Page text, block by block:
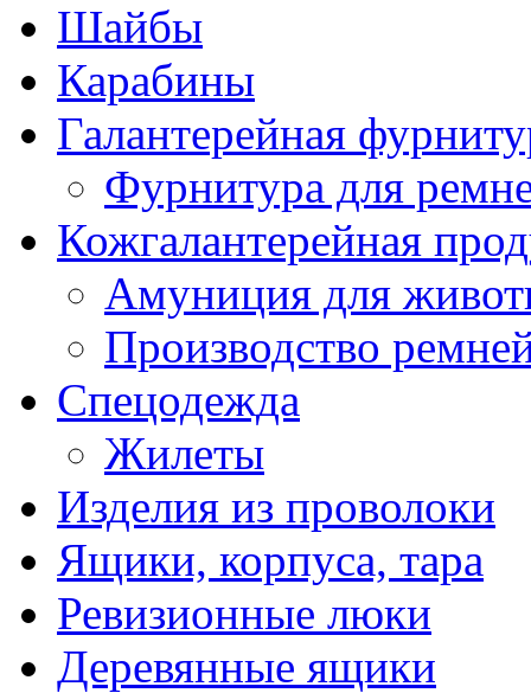
Шайбы
Карабины
Галантерейная
Фурнитура для
Кожгалантерейная
Амуниция для
Производство
Спецодежда
Жилеты
Изделия из проволоки
Ящики, корпуса, тара
Ревизионные люки
Деревянные ящики